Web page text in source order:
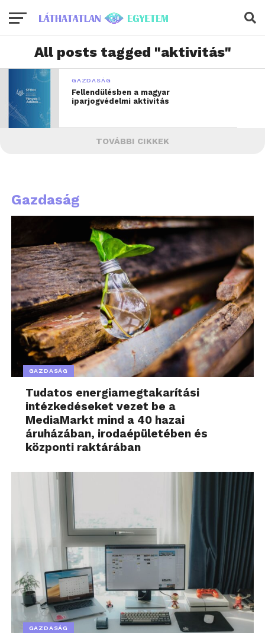
All posts tagged "aktivitás"
GAZDASÁG
Fellendülésben a magyar
iparjogvédelmi aktivitás
TOVÁBBI CIKKEK
Gazdaság
GAZDASÁG
Tudatos energiamegtakarítási
intézkedéseket vezet be a
MediaMarkt mind a 40 hazai
áruházában, irodaépületében és
központi raktárában
GAZDASÁG